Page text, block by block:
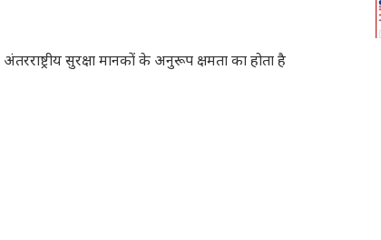
सुरक्षा मानकों के अनुरूप क्षमता का होता है